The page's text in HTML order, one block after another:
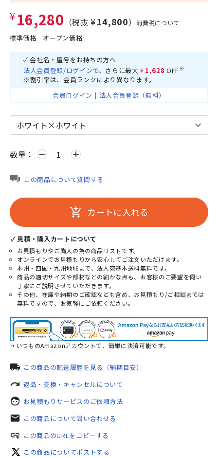
¥16,280 （税抜 ¥14,800）消費税について
標準価格 オープン価格
✓ 会社名・屋号をお持ちの方へ
法人会員登録/ログインで、さらに最大 ¥1,628 OFF※
※割引率は、会員ランクにより異なります。
会員ログイン ｜ 法人会員登録（無料）
数量： remove add
この商品について質問する
add_shopping_cart カートに入れる
✓ 見積・購入カートについて
お見積もりやご購入の為の商品リストです。
オンラインでお見積もりから安心してご注文いただけます。
本州・四国・九州地域まで、法人宛基本送料無料です。
商品の適切サイズや部材などの細かな点も、お客様のご要望を伺い
丁寧にご説明させていただきます。
その他、在庫や納期のご確認なども含め、お見積もり/ご相談までは
無料ですので、お気軽にご依頼ください。
いつものAmazonアカウントで、簡単に決済可能です。
local_shipping この商品の配送履歴を見る（納期目安）
redo 返品・交換・キャンセルについて
face お見積もりサービスのご依頼方法
mail この商品について問い合わせる
add_link この商品のURLをコピーする
この商品についてポストする